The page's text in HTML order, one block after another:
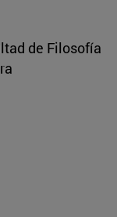
de Filosofía